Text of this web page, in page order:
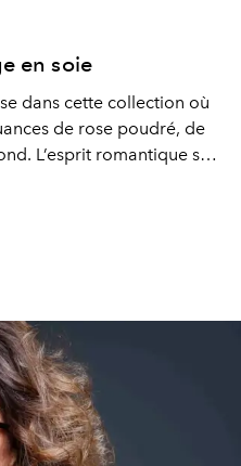
en soie
dans cette collection où
de rose poudré, de
L’esprit romantique se
l’univers sensuel
Chaque silhouette oscille